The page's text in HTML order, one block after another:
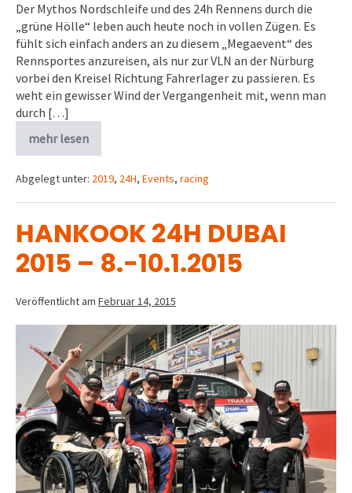
Der Mythos Nordschleife und des 24h Rennens durch die
„grüne Hölle“ leben auch heute noch in vollen Zügen. Es
fühlt sich einfach anders an zu diesem „Megaevent“ des
Rennsportes anzureisen, als nur zur VLN an der Nürburg
vorbei den Kreisel Richtung Fahrerlager zu passieren. Es
weht ein gewisser Wind der Vergangenheit mit, wenn man
durch […]
mehr lesen
Abgelegt unter: 2019, 24H, Events, racing
HANKOOK 24H DUBAI
2015 – 8.-10.1.2015
Veröffentlicht am Februar 14, 2015